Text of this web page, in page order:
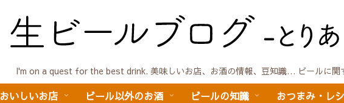
I'm on a quest for the best drink. 美味しいお店、お酒の情報、豆知識… ビールに関
おいしいお店 ビール以外のお酒 ビールの知識 おつまみ・レ